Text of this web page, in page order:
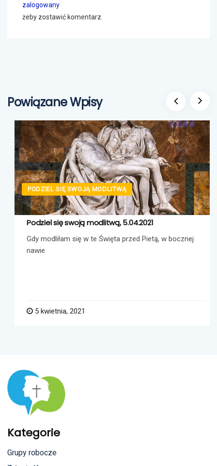
zalogowany
żeby zostawić komentarz.
Powiązane Wpisy
PODZIEL SIĘ SWOJĄ MODLITWĄ
Podziel się swoją modlitwą, 5.04.2021
Gdy modliłam się w te Święta przed Pietą, w bocznej
nawie
5 kwietnia, 2021
Kategorie
Grupy robocze